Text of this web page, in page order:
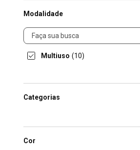
Modalidade
Modalidade
Multiuso (10)
Categorias
Cor